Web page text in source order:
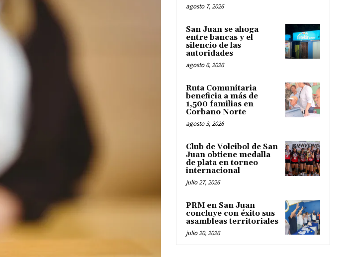
agosto 7, 2026
San Juan se ahoga
entre bancas y el
silencio de las
autoridades
agosto 6, 2026
Ruta Comunitaria
beneficia a más de
1,500 familias en
Corbano Norte
agosto 3, 2026
Club de Voleibol de San
Juan obtiene medalla
de plata en torneo
internacional
julio 27, 2026
PRM en San Juan
concluye con éxito sus
asambleas territoriales
julio 20, 2026